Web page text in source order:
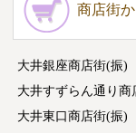
商店街
大井銀座商店街(振)
大井すずらん通り商
大井東口商店街(振)